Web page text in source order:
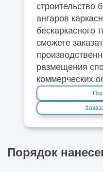
строительство
ангаров
бескаркасного
сможете
размещения
коммерческих
Порядок